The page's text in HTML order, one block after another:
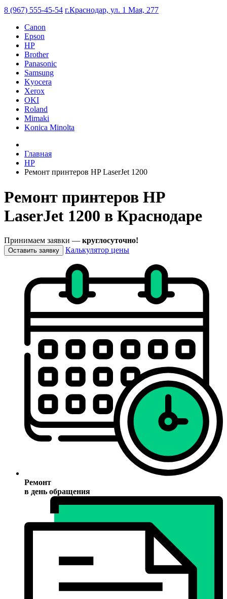
8 (967) 555-45-54 г.Краснодар, ул. 1 Мая, 277
Canon
Epson
HP
Brother
Panasonic
Samsung
Kyocera
Xerox
OKI
Roland
Mimaki
Konica Minolta
Главная
HP
Ремонт принтеров HP LaserJet 1200
Ремонт принтеров HP
LaserJet 1200 в Краснодаре
Принимаем заявки — круглосуточно!
Оставить заявку Калькулятор цены
Ремонт
в день обращения